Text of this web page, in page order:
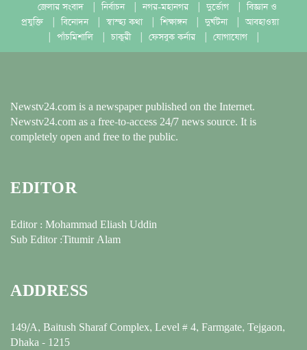
জেলার সংবাদ নির্বাচন নগর-মহানগর দুর্ভোগ
বিজ্ঞান ও
প্রযুক্তি
বিনোদন স্বাস্হ্য কথা শিক্ষাঙ্গন দুর্ঘটনা
আবহাওয়া
পাঁচমিশালি চাকুরী ফেসবুক কর্নার যোগাযোগ
Newstv24.com is a newspaper published on the Internet.
Newstv24.com as a free-to-access 24/7 news source. It is
completely open and free to the public.
EDITOR
Editor : Mohammad Eliash Uddin
Sub Editor :Titumir Alam
ADDRESS
149/A, Baitush Sharaf Complex, Level # 4, Farmgate, Tejgaon,
Dhaka - 1215